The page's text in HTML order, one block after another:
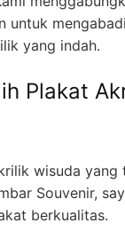
untuk
yang indah.
Plakat
wisuda yang
Souvenir,
berkualitas.